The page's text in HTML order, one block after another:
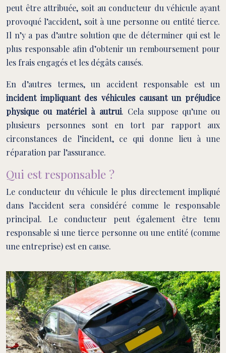
peut être attribuée, soit au conducteur du véhicule ayant
provoqué l’accident, soit à une personne ou entité tierce.
Il n’y a pas d’autre solution que de déterminer qui est le
plus responsable afin d’obtenir un remboursement pour
les frais engagés et les dégâts causés.
En d’autres termes, un accident responsable est un
incident impliquant des véhicules causant un préjudice
physique ou matériel à autrui. Cela suppose qu’une ou
plusieurs personnes sont en tort par rapport aux
circonstances de l’incident, ce qui donne lieu à une
réparation par l’assurance.
Qui est responsable ?
Le conducteur du véhicule le plus directement impliqué
dans l’accident sera considéré comme le responsable
principal. Le conducteur peut également être tenu
responsable si une tierce personne ou une entité (comme
une entreprise) est en cause.